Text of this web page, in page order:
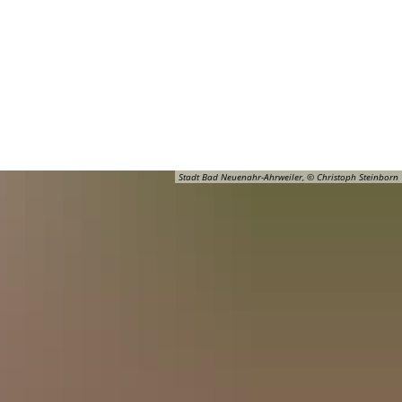
Stadt Bad Neuenahr-Ahrweiler, © Christoph Steinborn